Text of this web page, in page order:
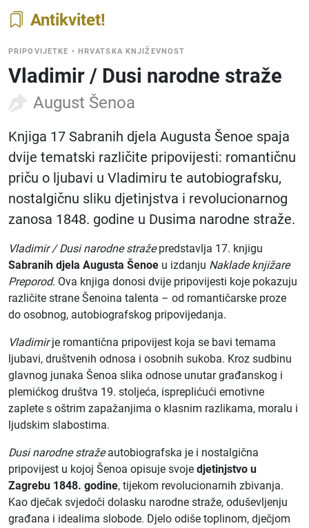
Antikvitet
PRIPOVIJETKE • HRVATSKA KNJIŽEVNOST
Vladimir / Dusi narodne straže
August Šenoa
Knjiga 17 Sabranih djela Augusta Šenoe spaja
dvije tematski različite pripovijesti: romantičnu
priču o ljubavi u Vladimiru te autobiografsku,
nostalgičnu sliku djetinjstva i revolucionarnog
zanosa 1848. godine u Dusima narodne straže.
Vladimir / Dusi narodne stražepredstavlja 17. knjigu
Sabranih djela Augusta Šenoe u izdanju Naklade knjižare
Preporod. Ova knjiga donosi dvije pripovijesti koje pokazuju
različite strane Šenoina talenta – od romantičarske proze
do osobnog, autobiografskog pripovijedanja.
Vladimirje romantična pripovijest koja se bavi temama
ljubavi, društvenih odnosa i osobnih sukoba. Kroz sudbinu
glavnog junaka Šenoa slika odnose unutar građanskog i
plemićkog društva 19. stoljeća, ispreplićući emotivne
zaplete s oštrim zapažanjima o klasnim razlikama, moralu i
ljudskim slabostima.
Dusi narodne stražeautobiografska je i nostalgična
pripovijest u kojoj Šenoa opisuje svoje djetinjstvo u
Zagrebu 1848. godine, tijekom revolucionarnih zbivanja.
Kao dječak svjedoči dolasku narodne straže, oduševljenju
građana i idealima slobode. Djelo odiše toplinom, dječjom